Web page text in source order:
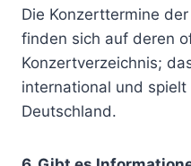
Die Konzerttermine
finden sich auf deren
Konzertverzeichnis;
international und spielt
Deutschland.